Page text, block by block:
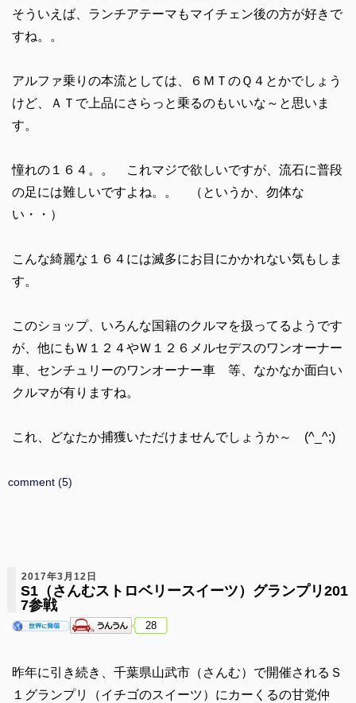
そういえば、ランチアテーマもマイチェン後の方が好きで
すね。。
アルファ乗りの本流としては、６ＭＴのＱ４とかでしょう
けど、ＡＴで上品にさらっと乗るのもいいな～と思いま
す。
憧れの１６４。。 これマジで欲しいですが、流石に普段
の足には難しいですよね。。 （というか、勿体な
い・・）
こんな綺麗な１６４には滅多にお目にかかれない気もしま
す。
このショップ、いろんな国籍のクルマを扱ってるようです
が、他にもＷ１２４やＷ１２６メルセデスのワンオーナー
車、センチュリーのワンオーナー車 等、なかなか面白い
クルマが有りますね。
これ、どなたか捕獲いただけませんでしょうか～ (^_^;)
comment (5)
2017年3月12日
S1（さんむストロベリースイーツ）グランプリ201
7参戦
28
昨年に引き続き、千葉県山武市（さんむ）で開催されるＳ
１グランプリ（イチゴのスイーツ）にカーくるの甘党仲